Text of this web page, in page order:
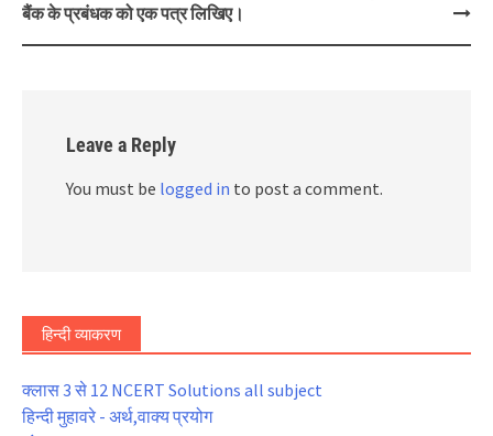
बैंक के प्रबंधक को एक पत्र लिखिए।
Leave a Reply
You must be logged in to post a comment.
हिन्दी व्याकरण
क्लास 3 से 12 NCERT Solutions all subject
हिन्दी मुहावरे - अर्थ,वाक्य प्रयोग